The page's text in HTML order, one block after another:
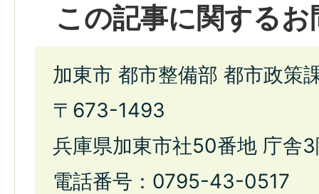
この記事に関する
加東市 都市整備部 都市政策
〒673-1493
兵庫県加東市社50番地 庁舎
電話番号：0795-43-0517